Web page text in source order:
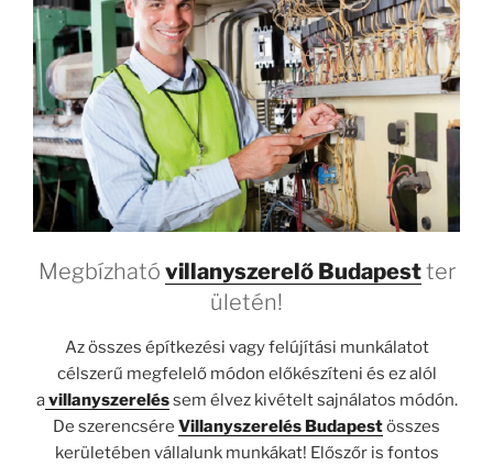
Megbízható villanyszerelő Budapestter
ületén!
Az összes építkezési vagy felújítási munkálatot
célszerű megfelelő módon előkészíteni és ez alól
avillanyszereléssem élvez kivételt sajnálatos módón.
De szerencsére Villanyszerelés Budapestösszes
kerületében vállalunk munkákat! Előszőr is fontos